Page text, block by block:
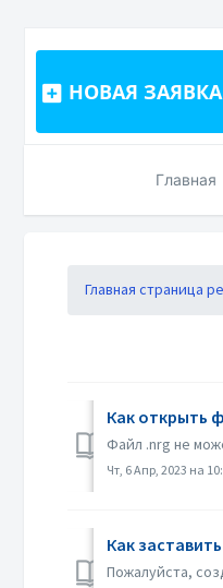
НОВАЯ
Главная
Главная страница
Как открыть
Файл .nrg не
Чт, 6 Апр, 2023 на
Как
Пожалуйста,